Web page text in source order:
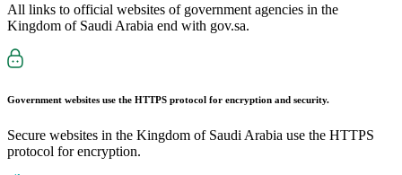
All links to official websites of government agencies in the
Kingdom of Saudi Arabia end with gov.sa.
Government websites use the HTTPS protocol for encryption and security.
Secure websites in the Kingdom of Saudi Arabia use the HTTPS
protocol for encryption.